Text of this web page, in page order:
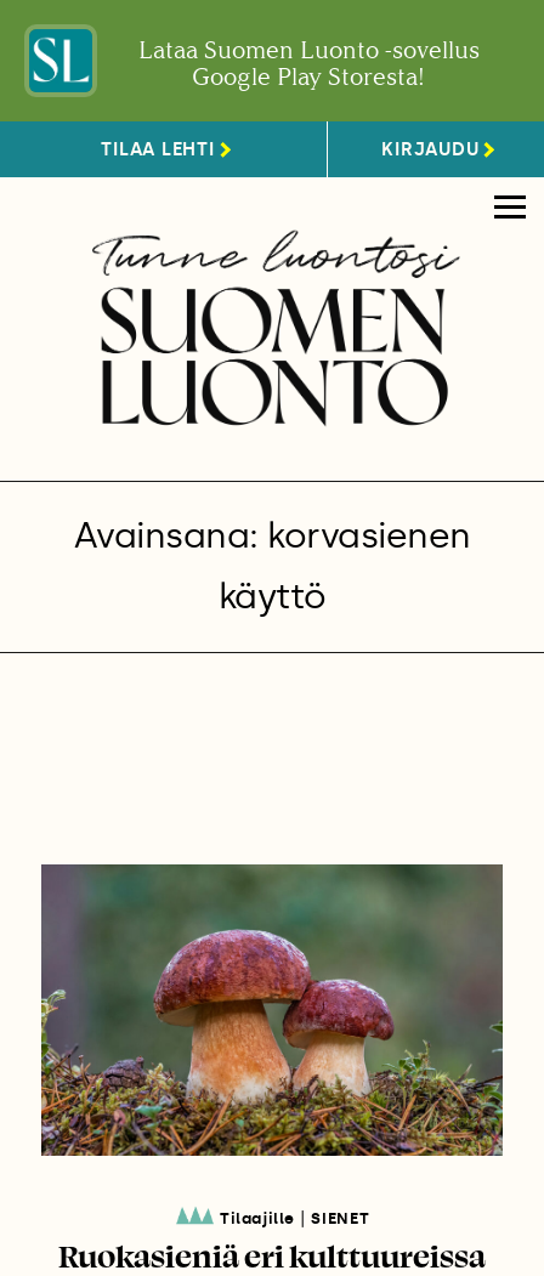
Lataa Suomen Luonto -sovellus
Google Play Storesta!
TILAA LEHTI KIRJAUDU
Avainsana: korvasienen
käyttö
Tilaajille SIENET
Ruokasieniä eri kulttuureissa